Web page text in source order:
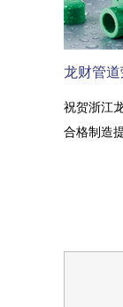
龙财管道
祝贺浙江
合格制造